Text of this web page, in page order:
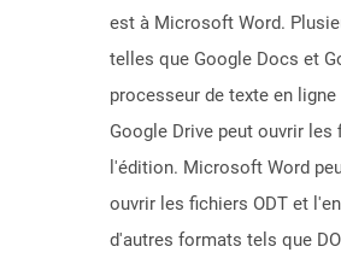
est à Microsoft Word.
telles que Google Docs et
processeur de texte en
Google Drive peut ouvrir les
l'édition. Microsoft Word
ouvrir les fichiers ODT et
d'autres formats tels que